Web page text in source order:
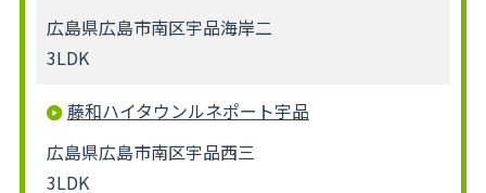
広島県広島市南区宇品海岸二
3LDK
藤和ハイタウンルネポート宇品
広島県広島市南区宇品西三
3LDK